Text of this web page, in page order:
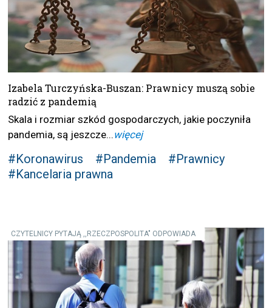
Izabela Turczyńska-Buszan: Prawnicy muszą sobie
radzić z pandemią
Skala i rozmiar szkód gospodarczych, jakie poczyniła
pandemia, są jeszcze... więcej
#Koronawirus #Pandemia
#Prawnicy
#Kancelaria prawna
CZYTELNICY PYTAJĄ ,,RZECZPOSPOLITA" ODPOWIADA